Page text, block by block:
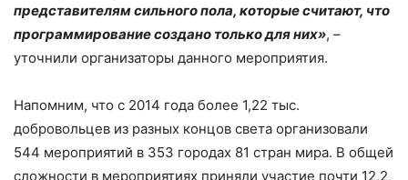
представителям сильного пола, которые считают, что
программирование создано только для них», –
уточнили организаторы данного мероприятия.
Напомним, что с 2014 года более 1,22 тыс.
добровольцев из разных концов света организовали
544 мероприятий в 353 городах 81 стран мира. В общей
сложности в мероприятиях приняли участие почти 12,2